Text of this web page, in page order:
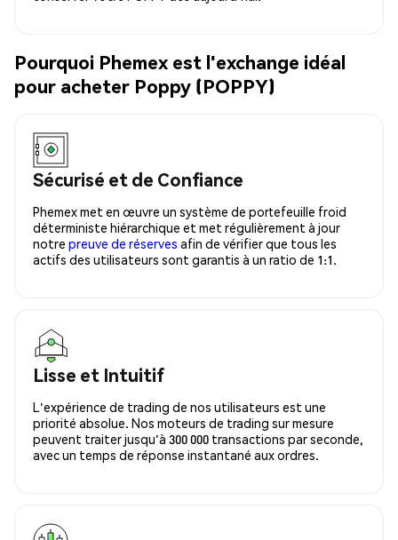
Pourquoi Phemex est l'exchange idéal
pour acheter Poppy (POPPY)
Sécurisé et de Confiance
Phemex met en œuvre un système de portefeuille froid
déterministe hiérarchique et met régulièrement à jour
notre preuve de réserves afin de vérifier que tous les
actifs des utilisateurs sont garantis à un ratio de 1:1.
Lisse et Intuitif
L'expérience de trading de nos utilisateurs est une
priorité absolue. Nos moteurs de trading sur mesure
peuvent traiter jusqu'à 300 000 transactions par seconde,
avec un temps de réponse instantané aux ordres.